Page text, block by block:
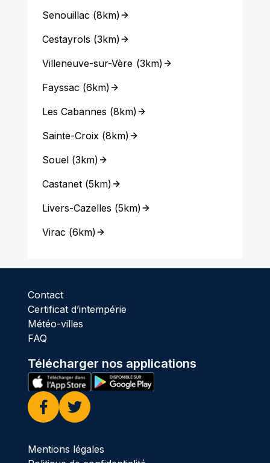
Senouillac (8km)
Cestayrols (3km)
Villeneuve-sur-Vère (3km)
Fayssac (6km)
Les Cabannes (8km)
Sainte-Croix(8km)
Souel(3km)
Castanet(5km)
Livers-Cazelles (5km)
Virac (6km)
Contact
Certificat d’intempérie
Météo-villes
FAQ
Télécharger nos applications
Facebook
Twitter
Mentions légales